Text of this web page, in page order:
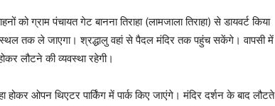
ग्राम पंचायत गेट बानना तिराहा (लामजाला तिराहा) से डायवर्ट किया
स्थल तक ले जाएगा। श्रद्धालु वहां से पैदल मंदिर तक पहुंच सकेंगे। वापसी में
लौटने की व्यवस्था रहेगी।
ओपन थिएटर पार्किंग में पार्क किए जाएंगे। मंदिर दर्शन के बाद लौटते